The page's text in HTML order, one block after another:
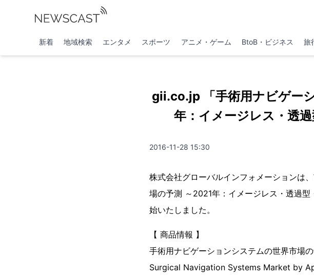
新着 地域検索 エンタメ スポーツ アニメ・ゲーム BtoB・ビジネス 旅
gii.co.jp 「手術用ナビゲー
年：イメージレス・透
2016-11-28 15:30
株式会社グローバルインフォメーションは
場の予測 ～2021年：イメージレス・透過
始いたしました。
【 商品情報 】
手術用ナビゲーションシステムの世界市場
Surgical Navigation Systems Market by